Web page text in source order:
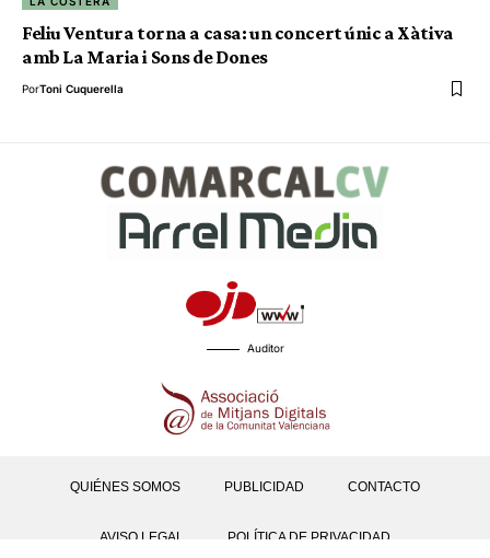
Feliu Ventura torna a casa: un concert únic a Xàtiva
amb La Maria i Sons de Dones
PorToni Cuquerella
Auditor
QUIÉNES SOMOS PUBLICIDAD CONTACTO
AVISO LEGAL POLÍTICA DE PRIVACIDAD